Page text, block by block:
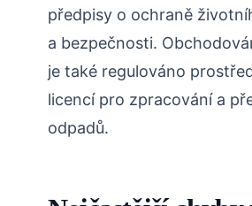
předpisy o ochraně
a bezpečnosti.
je také regulováno
licencí pro zpracování a
odpadů.